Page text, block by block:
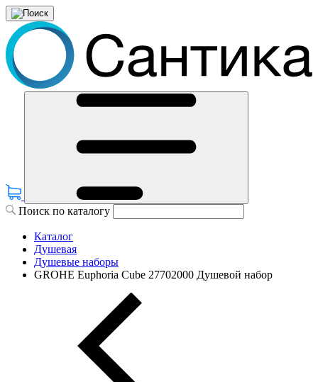
Поиск по каталогу
Каталог
Душевая
Душевые наборы
GROHE Euphoria Cube 27702000 Душевой набор